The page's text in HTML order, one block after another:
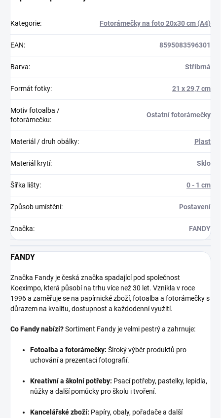
Kategorie: Fotorámečky na foto 20x30 cm (A4)
EAN: 8595083596301
Barva: Stříbrná
Formát fotky: 21 x 29,7 cm
Motiv fotoalba /
fotorámečku:
Ostatní fotorámečky
Materiál / druh obálky: Plast
Materiál krytí: Sklo
Šířka lišty: 0 - 1 cm
Způsob umístění: Postavení
Značka: FANDY
FANDY
Značka Fandy je česká značka spadající pod společnost
Koeximpo, která působí na trhu více než 30 let. Vznikla v roce
1996 a zaměřuje se na papírnické zboží, fotoalba a fotorámečky s
důrazem na kvalitu, dostupnost a každodenní využití.
Co Fandy nabízí?Sortiment Fandy je velmi pestrý a zahrnuje:
Fotoalba a fotorámečky: Široký výběr produktů pro
uchování a prezentaci fotografií.
Kreativní a školní potřeby: Psací potřeby, pastelky, lepidla,
nůžky a další pomůcky pro školu i tvoření.
Kancelářské zboží: Papíry, obaly, pořadače a další